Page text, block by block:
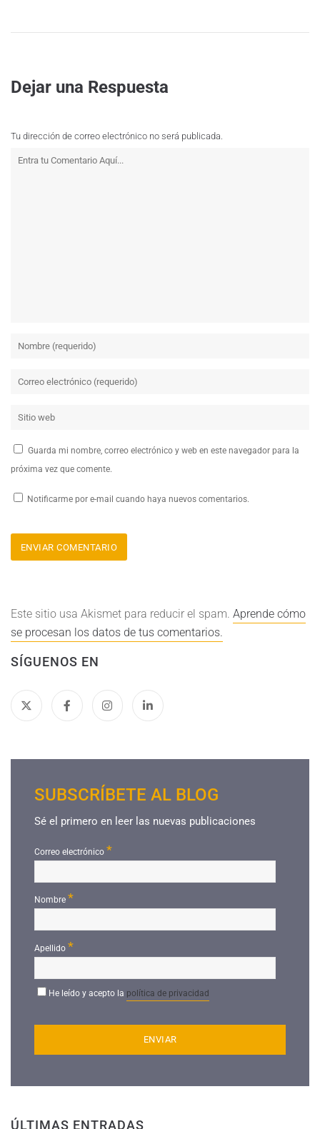
Dejar una Respuesta
Tu dirección de correo electrónico no será publicada.
Guarda mi nombre, correo electrónico y web en este navegador para la
próxima vez que comente.
Notificarme por e-mail cuando haya nuevos comentarios.
Este sitio usa Akismet para reducir el spam. Aprende cómo
se procesan los datos de tus comentarios.
SÍGUENOS EN
SUBSCRÍBETE AL BLOG
Sé el primero en leer las nuevas publicaciones
Correo electrónico*
Nombre *
Apellido *
He leído y acepto la política de privacidad
ÚLTIMAS ENTRADAS